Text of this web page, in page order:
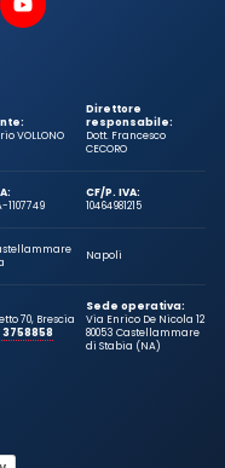
VOLLONO
Direttore
responsabile:
Dott. Francesco
CECORO
1107749
CF/P. IVA:
10464981215
Napoli
70, Brescia
3758858
Sede operativa:
Via Enrico De Nicola 12
80053 Castellammare
di Stabia (NA)